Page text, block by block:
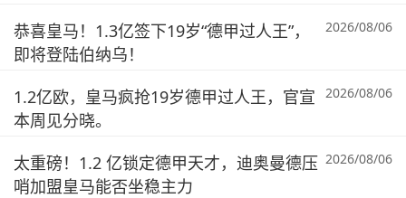
恭喜皇马！1.3亿签下19岁“德甲过人王”，
即将登陆伯纳乌！
2026/08/06
1.2亿欧，皇马疯抢19岁德甲过人王，官宣
本周见分晓。
2026/08/06
太重磅！1.2 亿锁定德甲天才，迪奥曼德压
哨加盟皇马能否坐稳主力
2026/08/06